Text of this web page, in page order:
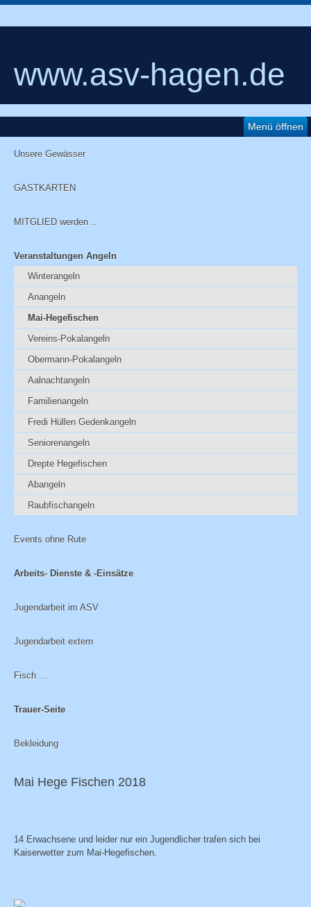
www.asv-hagen.de
Menü öffnen
Unsere Gewässer
GASTKARTEN
MITGLIED werden ..
Veranstaltungen Angeln
Winterangeln
Anangeln
Mai-Hegefischen
Vereins-Pokalangeln
Obermann-Pokalangeln
Aalnachtangeln
Familienangeln
Fredi Hüllen Gedenkangeln
Seniorenangeln
Drepte Hegefischen
Abangeln
Raubfischangeln
Events ohne Rute
Arbeits- Dienste & -Einsätze
Jugendarbeit im ASV
Jugendarbeit extern
Fisch ...
Trauer-Seite
Bekleidung
Mai Hege Fischen 2018
14 Erwachsene und leider nur ein Jugendlicher trafen sich bei
Kaiserwetter zum Mai-Hegefischen.